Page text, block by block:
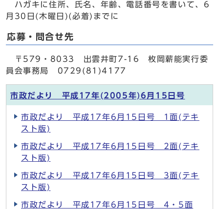
ハガキに住所、氏名、年齢、電話番号を書いて、6
月30日(木曜日)(必着)までに
応募・問合せ先
〒579・8033 出雲井町7-16 枚岡薪能実行委
員会事務局 0729(81)4177
市政だより 平成17年(2005年)6月15日号
市政だより 平成17年6月15日号 1面(テキ
スト版)
市政だより 平成17年6月15日号 2面(テキ
スト版)
市政だより 平成17年6月15日号 3面(テキ
スト版)
市政だより 平成17年6月15日号 4・5面